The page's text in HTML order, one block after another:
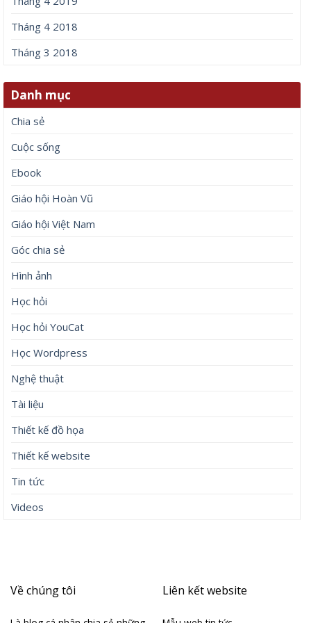
Tháng 4 2018
Tháng 3 2018
Danh mục
Chia sẻ
Cuộc sống
Ebook
Giáo hội Hoàn Vũ
Giáo hội Việt Nam
Góc chia sẻ
Hình ảnh
Học hỏi
Học hỏi YouCat
Học Wordpress
Nghệ thuật
Tài liệu
Thiết kế đồ họa
Thiết kế website
Tin tức
Videos
Về chúng tôi Liên kết website